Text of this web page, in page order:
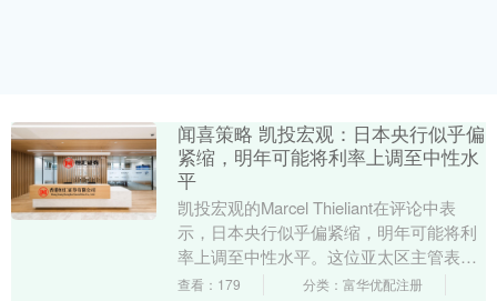
闻喜策略 凯投宏观：日本央行似乎偏
紧缩，明年可能将利率上调至中性水
平
凯投宏观的Marcel Thieliant在评论中表
示，日本央行似乎偏紧缩，明年可能将利
率上调至中性水平。这位亚太区主管表
示：“随附的展望报告偏紧缩，我们坚持
查看：179 分类：富华优配注册